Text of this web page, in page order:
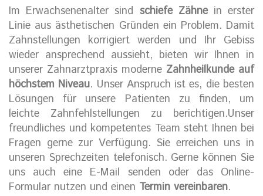
Im Erwachsenenalter sind schiefe Zähnein erster
Linie aus ästhetischen Gründen ein Problem. Damit
Zahnstellungen korrigiert werden und Ihr Gebiss
wieder ansprechend aussieht, bieten wir Ihnen in
unserer Zahnarztpraxis moderne Zahnheilkunde auf
höchstem Niveau. Unser Anspruch ist es, die besten
Lösungen für unsere Patienten zu finden, um
leichte Zahnfehlstellungen zu berichtigen.Unser
freundliches und kompetentes Team steht Ihnen bei
Fragen gerne zur Verfügung. Sie erreichen uns in
unseren Sprechzeiten telefonisch. Gerne können Sie
uns auch eine E-Mail senden oder das Online-
Formular nutzen und einen Termin vereinbaren.